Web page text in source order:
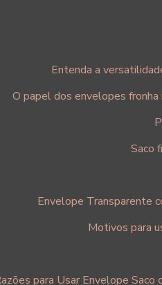
Entenda a
O papel dos envelopes
Saco
Envelope Transparente
Motivos para
para Usar Envelope Saco